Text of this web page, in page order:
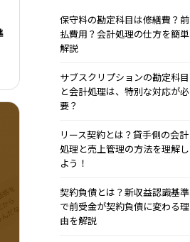
保守料の勘定科目は修繕費？前
払費用？会計処理の仕方を簡単
解説
サブスクリプションの勘定科目
と会計処理は、特別な対応が必
要？
リース契約とは？貸手側の会計
処理と売上管理の方法を理解し
よう！
契約負債とは？新収益認識基準
で前受金が契約負債に変わる理
由を解説